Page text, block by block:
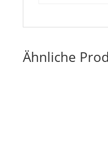
Ähnliche